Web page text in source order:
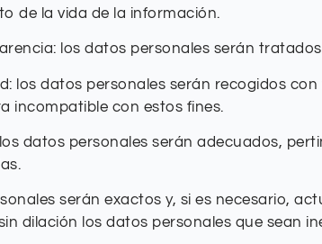
de la vida de la información.
los datos personales serán
los datos personales serán recogidos
incompatible con estos fines.
datos personales serán adecuados,
serán exactos y, si es necesario,
dilación los datos personales que sean